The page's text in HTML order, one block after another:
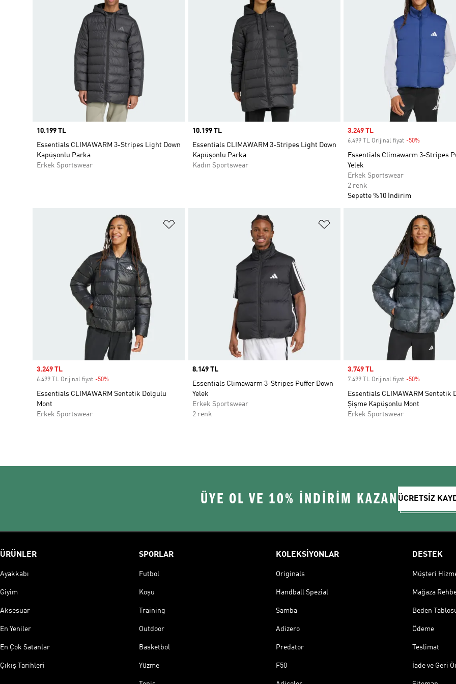
Price
10.199 TL
Essentials CLIMAWARM 3-Stripes Light Down
Kapüşonlu Parka
Erkek Sportswear
Price
10.199 TL
Essentials CLIMAWARM 3-Stripes Light Down
Kapüşonlu Parka
Kadın Sportswear
Sale price
3.249 TL
6.499 TL Orijinal fiyat -50%
Essentials Climawarm 3-Stripes
Yelek
Erkek Sportswear
2 renk
Sepette %10 İndirim
Sale price
3.249 TL
6.499 TL Orijinal fiyat -50%
Essentials CLIMAWARM Sentetik Dolgulu
Mont
Erkek Sportswear
Price
8.149 TL
Essentials Climawarm 3-Stripes Puffer Down
Yelek
Erkek Sportswear
2 renk
Sale price
3.749 TL
7.499 TL Orijinal fiyat -50%
Essentials CLIMAWARM Sentetik
Şişme Kapüşonlu Mont
Erkek Sportswear
ÜYE OL VE 10% İNDİRİM KAZAN ÜCRETSİZ
ÜRÜNLER
Ayakkabı
Giyim
Aksesuar
En Yeniler
En Çok Satanlar
Çıkış Tarihleri
SPORLAR
Futbol
Koşu
Training
Outdoor
Basketbol
Yüzme
KOLEKSİYONLAR
Originals
Handball Spezial
Samba
Adizero
Predator
F50
DESTEK
Müşteri
Mağaza
Beden
Ödeme
Teslimat
İade ve Geri